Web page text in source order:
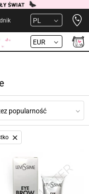
PL
EUR
popularność